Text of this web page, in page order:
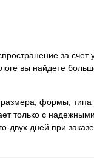
за счет
вы найдете
размера, формы,
только с
двух дней при